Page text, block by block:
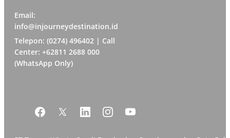
Email:
info@injourneydestination.id
Telepon: (0274) 496402 | Call
Center: +62811 2688 000
(WhatsApp Only)